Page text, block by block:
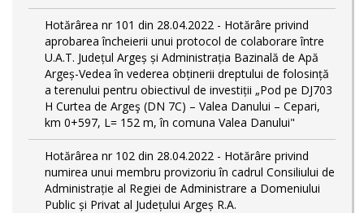
Hotărârea nr 101 din 28.04.2022 - Hotărâre privind
aprobarea încheierii unui protocol de colaborare între
U.A.T. Județul Argeș și Administrația Bazinală de Apă
Argeș-Vedea în vederea obținerii dreptului de folosință
a terenului pentru obiectivul de investiții „Pod pe DJ703
H Curtea de Argeş (DN 7C) – Valea Danului – Cepari,
km 0+597, L= 152 m, în comuna Valea Danului"
Hotărârea nr 102 din 28.04.2022 - Hotărâre privind
numirea unui membru provizoriu în cadrul Consiliului de
Administrație al Regiei de Administrare a Domeniului
Public și Privat al Județului Argeș R.A.